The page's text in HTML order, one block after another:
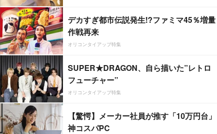
デカすぎ都市伝説発生!?ファミマ45％増量
作戦再来
オリコンタイアップ特集
SUPER★DRAGON、自ら描いた”レトロ
フューチャー”
オリコンタイアップ特集
【驚愕】メーカー社員が推す「10万円台」
神コスパPC